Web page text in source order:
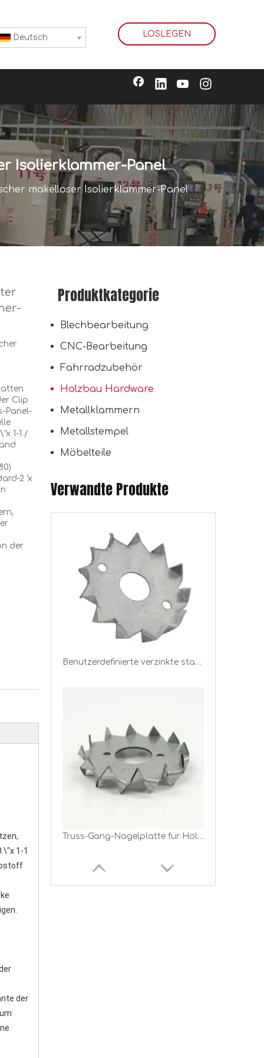
Deutsch LOSLEGEN
Isolierklammer-Panel
makelloser Isolierklammer-Panel
Clip
Panel-
1-1 /
2 'x
der
\"x 1-1
der
Produktkategorie
Blechbearbeitung
CNC-Bearbeitung
Fahrradzubehör
Holzbau Hardware
Metallklammern
Metallstempel
Möbelteile
Verwandte Produkte
Benutzerdefinierte verzinkte stahl nagelplatte holz haus fahrt nagel teller
Truss-Gang-Nagelplatte für Holzholzverbinder